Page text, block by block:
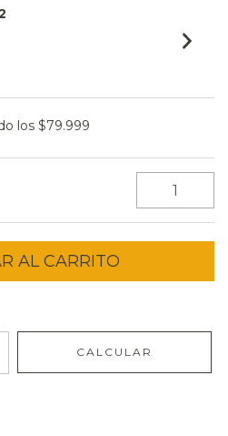
los$79.999
CALCULAR